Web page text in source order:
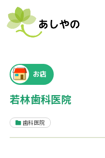
お店
若林歯科医院
歯科医院